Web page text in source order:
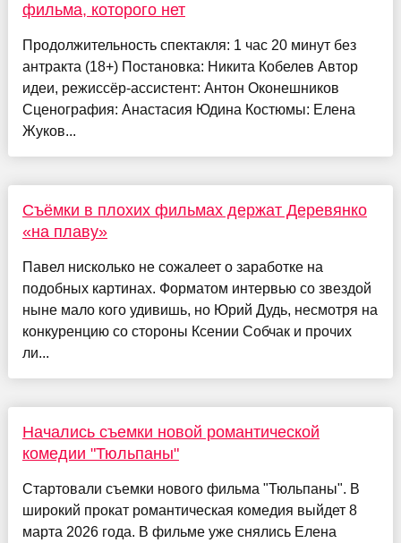
фильма, которого нет
Продолжительность спектакля: 1 час 20 минут без
антракта (18+) Постановка: Никита Кобелев Автор
идеи, режиссёр-ассистент: Антон Оконешников
Сценография: Анастасия Юдина Костюмы: Елена
Жуков...
Съёмки в плохих фильмах держат Деревянко
«на плаву»
Павел нисколько не сожалеет о заработке на
подобных картинах. Форматом интервью со звездой
ныне мало кого удивишь, но Юрий Дудь, несмотря на
конкуренцию со стороны Ксении Собчак и прочих
ли...
Начались съемки новой романтической
комедии "Тюльпаны"
Стартовали съемки нового фильма "Тюльпаны". В
широкий прокат романтическая комедия выйдет 8
марта 2026 года. В фильме уже снялись Елена